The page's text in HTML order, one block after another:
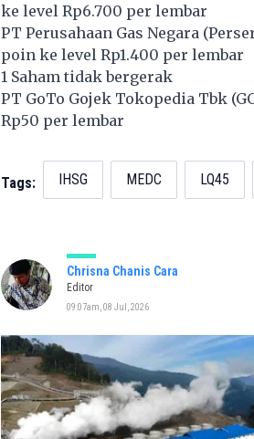
ke level Rp6.700 per lembar
PT Perusahaan Gas Negara
poin ke level Rp1.400 per lembar
1 Saham tidak bergerak
PT GoTo Gojek Tokopedia Tbk (
Rp50 per lembar
Tags: IHSG MEDC LQ45
Chrisna Chanis Cara
Editor
09:07am, 08 Jul, 2026